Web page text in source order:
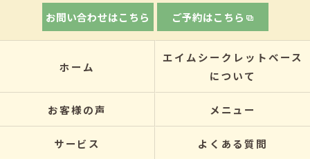
お問い合わせはこちら ご予約はこちら
ホーム
エイムシークレットベース
について
お客様の声 メニュー
サービス よくある質問